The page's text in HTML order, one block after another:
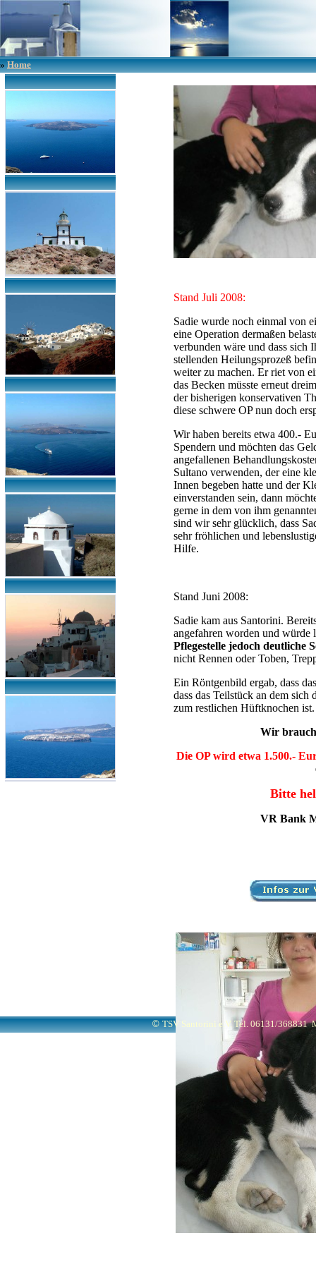
»Home
Stand Juli 2008:
Sadie wurde noch einmal von
eine Operation dermaßen
verbunden wäre und dass sich
stellenden Heilungsprozeß
weiter zu machen. Er riet von
das Becken müsste erneut
der bisherigen konservativen
diese schwere OP nun doch
Wir haben bereits etwa 400.-
Spendern und möchten das
angefallenen
Sultano verwenden, der eine
Innen begeben hatte und der
einverstanden sein, dann
gerne in dem von ihm
sind wir sehr glücklich, dass
sehr fröhlichen und
Hilfe.
Stand Juni 2008:
Sadie kam aus Santorini.
angefahren worden und würde
Pflegestelle jedoch deutliche
nicht Rennen oder Toben,
Ein Röntgenbild ergab, dass
dass das Teilstück an dem
zum restlichen Hüftknochen
Wir
Die OP wird etwa 1.500.-
Bitte
VR Bank
©TSV Santorini e.V. Tel. 06131/368831